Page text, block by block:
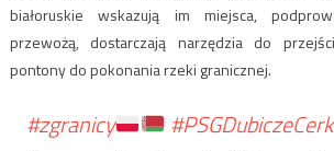
białoruskie wskazują im miejsca,
przewożą, dostarczają narzędzia do
pontony do pokonania rzeki granicznej.
#zgranicy